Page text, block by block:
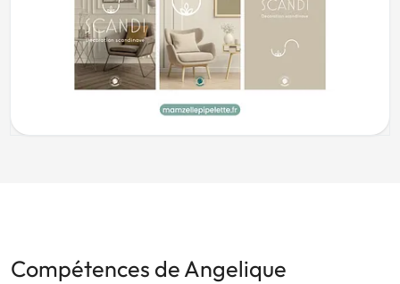
Compétences de Angelique